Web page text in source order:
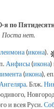
я по
Поста нет.
(икона).
Анфисы(икона)
(икона),
Ангеляра. Блж.
и всея Руси.